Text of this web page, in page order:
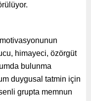
himayeci, özörgüt
bulunma
duygusal tatmin için
grupta memnun